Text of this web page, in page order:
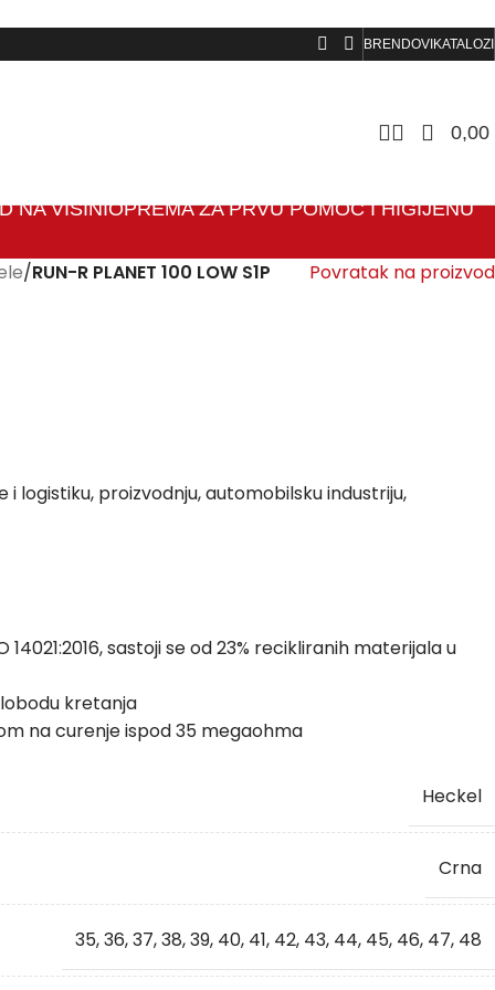
BRENDOVI KATALOZI
0,00
NA VISINIOPREMA ZA PRVU POMOĆ I HIGIJENU
/RUN-R PLANET 100 LOW S1P Povratak na proizvod
logistiku, proizvodnju, automobilsku industriju,
sastoji se od 23% recikliranih materijala u
kretanja
na curenje ispod 35 megaohma
Heckel
Crna
35,36,37,38,39, 40, 41, 42, 43, 44, 45, 46, 47, 48